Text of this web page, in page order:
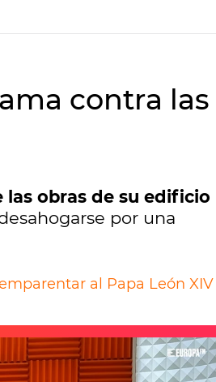
contra las
las obras de su edificio
por una
al Papa León XIV